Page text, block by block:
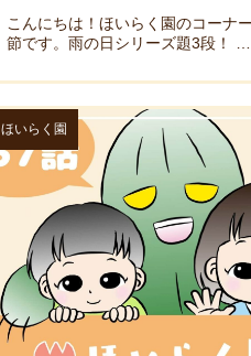
こんにちは！ほいらく園のコーナ
節です。雨の日シリーズ題3段！ …
ほいらく園